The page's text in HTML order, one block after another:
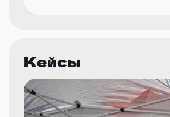
Кейсы